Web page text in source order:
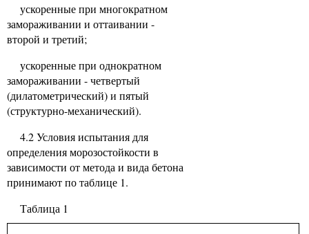
ускоренные при многократном
замораживании и оттаивании -
второй и третий;
ускоренные при однократном
замораживании - четвертый
(дилатометрический) и пятый
(структурно-механический).
4.2 Условия испытания для
определения морозостойкости в
зависимости от метода и вида бетона
принимают по таблице 1.
Таблица 1